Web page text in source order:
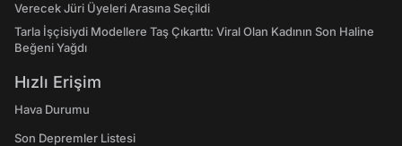
Verecek Jüri Üyeleri Arasına Seçildi
Tarla İşçisiydi Modellere Taş Çıkarttı: Viral Olan Kadının Son Haline
Beğeni Yağdı
Hızlı Erişim
Hava Durumu
Son Depremler Listesi